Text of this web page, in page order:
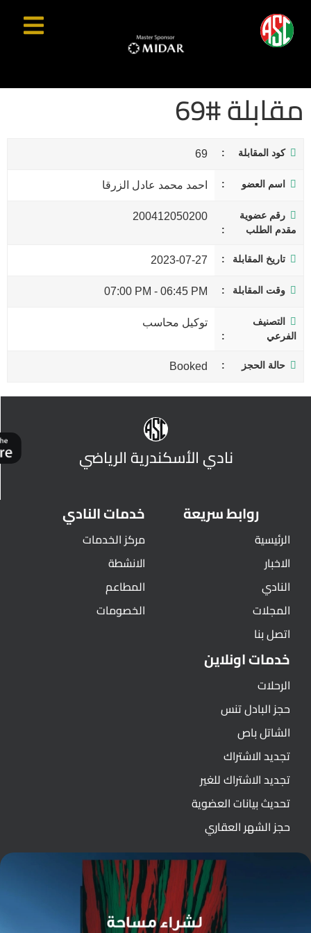
مقابلة #69
كود المقابلة 69
اسم العضو احمد محمد عادل الزرقا
رقم عضوية
مقدم الطلب
200412050200
تاريخ المقابلة 2023-07-27
وقت المقابلة 06:45 PM
-
07:00 PM
التصنيف
الفرعي
توكيل محاسب
حالة الحجز Booked
نادي الأسكندرية الرياضي
روابط سريعة
الرئيسية
الاخبار
النادي
المجلات
اتصل بنا
خدمات النادي
مركز الخدمات
الانشطة
المطاعم
الخصومات
خدمات اونلاين
الرحلات
حجز البادل تنس
الشاتل باص
تجديد الاشتراك
تجديد الاشتراك للغير
تحديث بيانات العضوية
حجز الشهر العقاري